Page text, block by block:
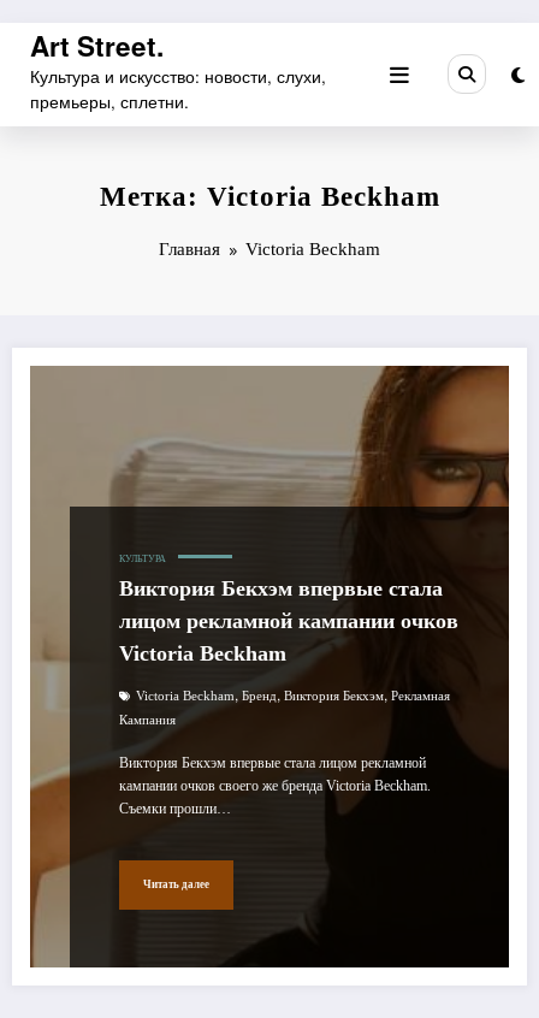
Перейти
содержимому
Art Street.
Культура и искусство: новости, слухи,
премьеры, сплетни.
Метка: Victoria Beckham
Главная Victoria Beckham
КУЛЬТУРА
Виктория Бекхэм впервые стала
лицом рекламной кампании очков
Victoria Beckham
Victoria Beckham, Бренд, Виктория Бекхэм, Рекламная
Кампания
Виктория Бекхэм впервые стала лицом рекламной
кампании очков своего же бренда Victoria Beckham.
Съемки прошли…
Читать далее